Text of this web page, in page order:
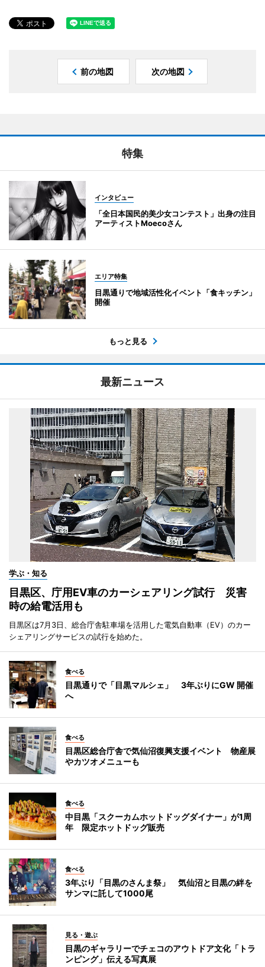
前の地図 次の地図
特集
インタビュー
「全日本国民的美少女コンテスト」出身の注目
アーティストMoecoさん
エリア特集
目黒通りで地域活性化イベント「食キッチン」
開催
もっと見る
最新ニュース
学ぶ・知る
目黒区、庁用EV車のカーシェアリング試行 災害
時の給電活用も
目黒区は7月3日、総合庁舎駐車場を活用した電気自動車（EV）のカー
シェアリングサービスの試行を始めた。
食べる
目黒通りで「目黒マルシェ」 3年ぶりにGW 開催
へ
食べる
目黒区総合庁舎で気仙沼復興支援イベント 物産展
やカツオメニューも
食べる
中目黒「スクーカムホットドッグダイナー」が1周
年 限定ホットドッグ販売
食べる
3年ぶり「目黒のさんま祭」 気仙沼と目黒の絆を
サンマに託して1000尾
見る・遊ぶ
目黒のギャラリーでチェコのアウトドア文化「トラ
ンピング」伝える写真展